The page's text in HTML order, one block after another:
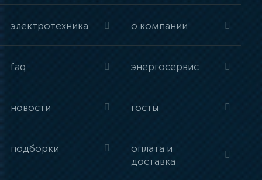
электротехника о компании
faq энергосервис
новости госты
подборки
оплата и
доставка